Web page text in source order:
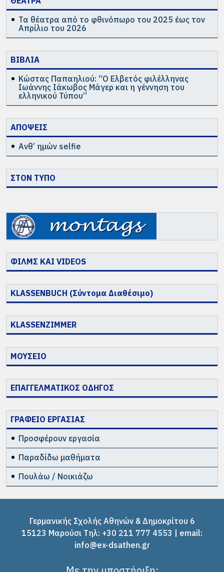
Τα θέατρα από το φθινόπωρο του 2025 έως τον
Απρίλιο του 2026
ΒΙΒΛΙΑ
Κώστας Παπαηλιού: “Ο Ελβετός φιλέλληνας
Ιωάννης Ιάκωβος Μάγερ και η γέννηση του
ελληνικού Τύπου”
ΑΠΟΨΕΙΣ
Ανθ’ ημών selfie
ΣΤΟΝ ΤΥΠΟ
ΦΙΛΜΣ ΚΑΙ VIDEOS
KLASSENBUCH (Σύντομα Διαθέσιμο)
KLASSENZIMMER
ΜΟΥΣΕΙΟ
ΕΠΑΓΓΕΛΜΑΤΙΚΟΣ ΟΔΗΓΟΣ
ΓΡΑΦΕΙΟ ΕΡΓΑΣΙΑΣ
Προσφέρουν εργασία
Παραδίδω μαθήματα
Πουλάω / Νοικιάζω
Γερμανικής Σχολής Αθηνών & Δημοκρίτου 6
15123 Μαρούσι Tηλ: +30 211 777 4553 | email:
info@ex-dsathen.gr